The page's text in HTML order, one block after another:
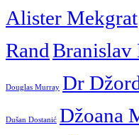
Alister Mekgrat
RandBranislav
Douglas Murray Dr
Dušan Dostanić Džoana